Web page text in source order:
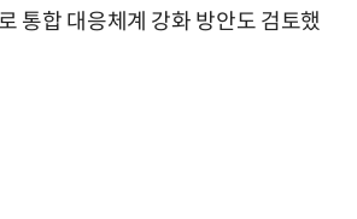
통합 대응체계 강화 방안도 검토했